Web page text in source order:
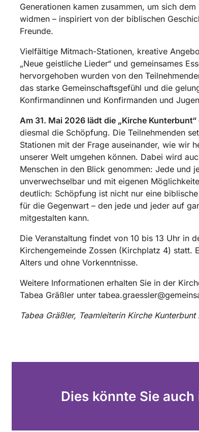
Generationen kamen zusammen, um sich dem
widmen – inspiriert von der biblischen
Freunde.
Vielfältige Mitmach-Stationen, kreative
„Neue geistliche Lieder“ und gemeinsames
hervorgehoben wurden von den
das starke Gemeinschaftsgefühl und die
Konfirmandinnen und Konfirmanden und
Am 31. Mai 2026 lädt die „Kirche
diesmal die Schöpfung. Die Teilnehmenden
Stationen mit der Frage auseinander, wie wir
unserer Welt umgehen können. Dabei wird
Menschen in den Blick genommen: Jede und
unverwechselbar und mit eigenen
deutlich: Schöpfung ist nicht nur eine
für die Gegenwart – den jede und jeder auf
mitgestalten kann.
Die Veranstaltung findet von 10 bis 13 Uhr in
Kirchengemeinde Zossen (Kirchplatz 4) statt.
Alters und ohne Vorkenntnisse.
Weitere Informationen erhalten Sie in der
Tabea Gräßler unter
Tabea Gräßler, Teamleiterin Kirche Kunterbunt
Dies könnte Sie